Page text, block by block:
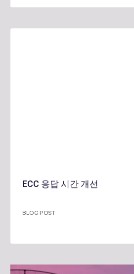
ECC 응답 시간 개선
BLOG POST